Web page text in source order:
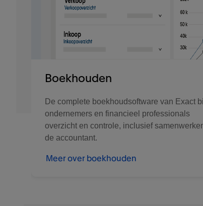
Boekhouden
De complete boekhoudsoftware van Exact
ondernemers en financieel professionals
overzicht en controle, inclusief
de accountant.
Meer over boekhouden